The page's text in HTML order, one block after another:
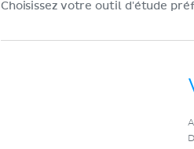
Choisissez votre outil d'étude